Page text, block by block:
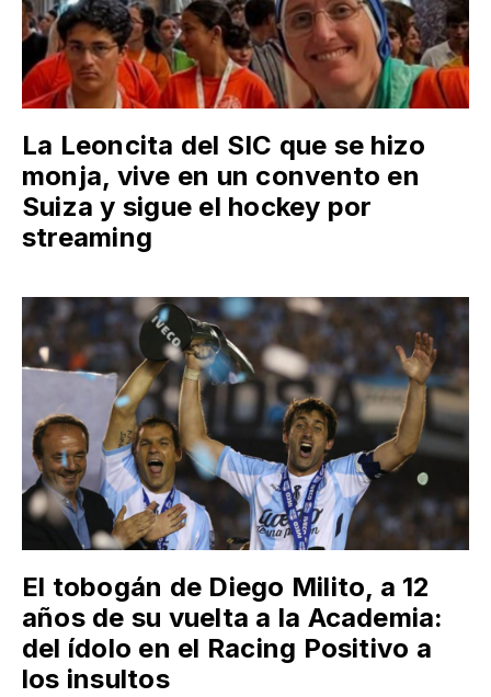
La Leoncita del SIC que se hizo
monja, vive en un convento en
Suiza y sigue el hockey por
streaming
El tobogán de Diego Milito, a 12
años de su vuelta a la Academia:
del ídolo en el Racing Positivo a
los insultos